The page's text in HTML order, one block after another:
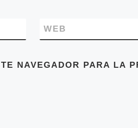
WEB
NAVEGADOR PARA LA